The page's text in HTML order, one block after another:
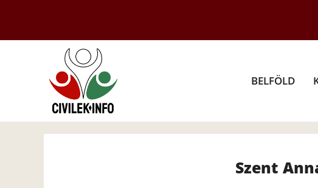
tartalomba
BELFÖLD
Szent